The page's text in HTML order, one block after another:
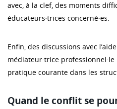
avec, à la clef, des moments
éducateurs·trices concerné·es.
Enfin, des discussions avec
médiateur·trice
pratique courante dans les
Quand le conflit se